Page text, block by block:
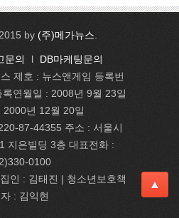
by (주)메가뉴스.
문의 l
DB마케팅문의
제호 : 뉴스앤게임 등록번
연월일 : 2008년 9월 23일
2000년 12월 20일
87-44355 주소 : 서울시
지은빌딩 3층 대표전화 :
0100
인 : 김태진 | 청소년보호책
: 김익현
▲